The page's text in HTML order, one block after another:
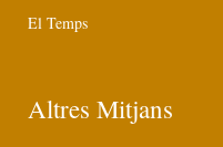
El Temps
Altres Mitjans